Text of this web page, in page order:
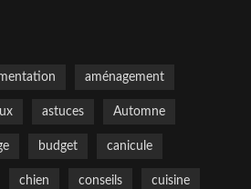
aménagement
astuces Automne
budget canicule
chien conseils cuisine